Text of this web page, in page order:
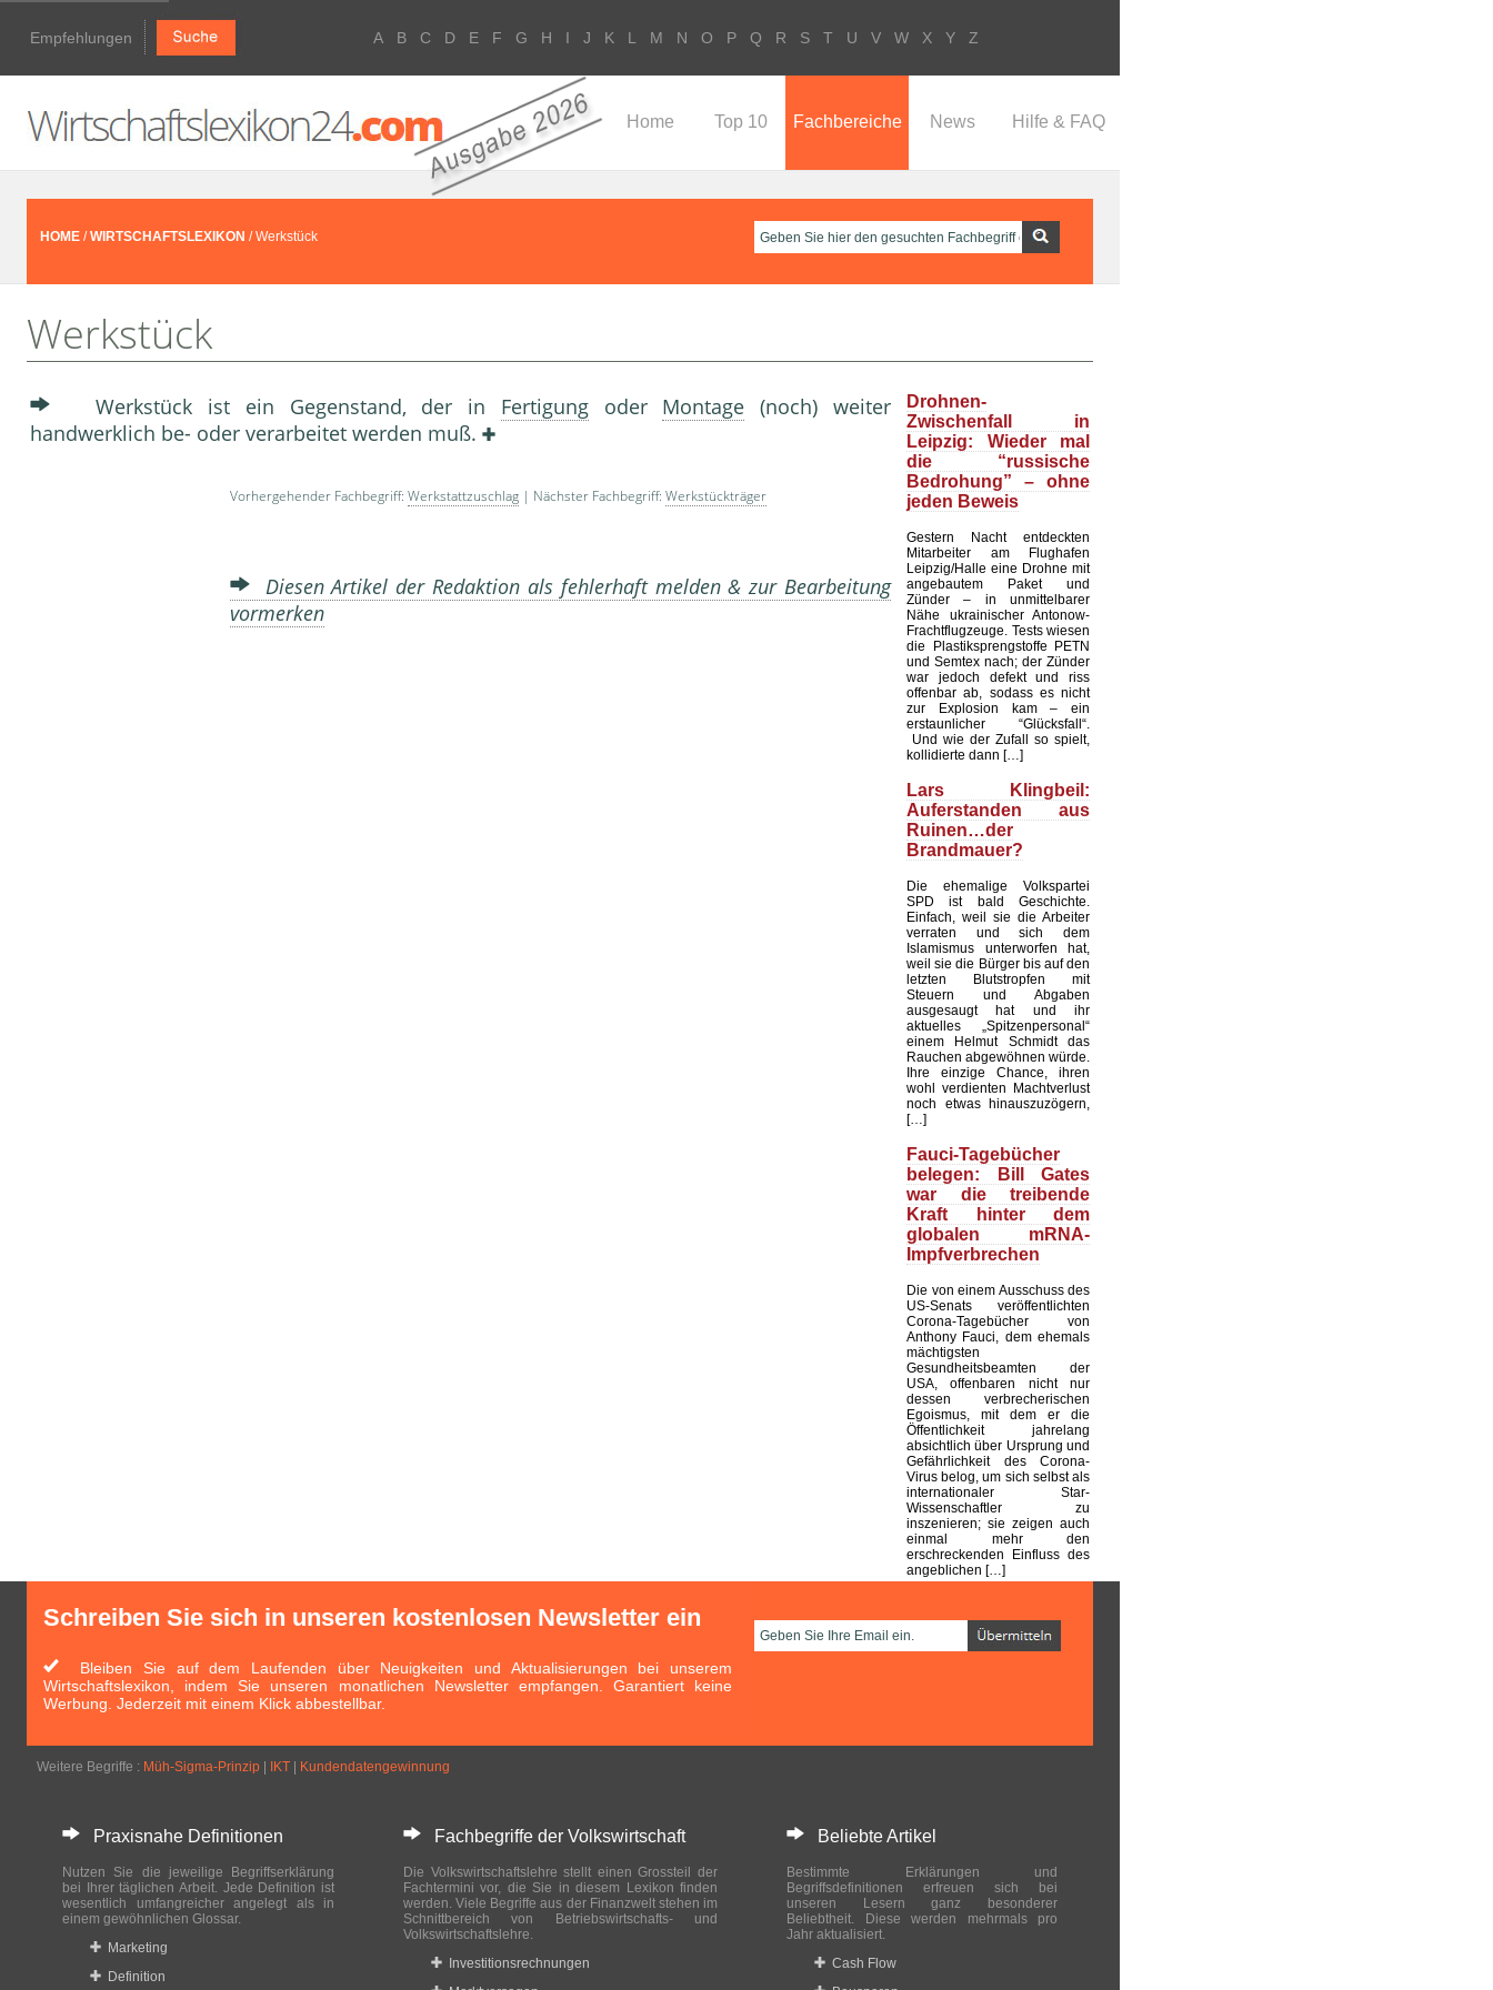
Empfehlungen A B C D E F G H I J K L M N O P Q R S T U V W X Y Z
Home Top 10 Fachbereiche News Hilfe & FAQ
HOME /WIRTSCHAFTSLEXIKON / Werkstück
Werkstück
Werkstück ist ein Gegenstand, der in Fertigungoder Montage (noch) weiter
handwerklich be- oder verarbeitet werden muß.
Vorhergehender Fachbegriff: Werkstattzuschlag | Nächster Fachbegriff: Werkstückträger
Diesen Artikel der Redaktion als fehlerhaft melden & zur Bearbeitung
vormerken
Drohnen-
Zwischenfall in
Leipzig: Wieder mal
die “russische
Bedrohung” – ohne
jeden Beweis
Gestern Nacht entdeckten
Mitarbeiter am Flughafen
Leipzig/Halle eine Drohne mit
angebautem Paket und
Zünder – in unmittelbarer
Nähe ukrainischer Antonow-
Frachtflugzeuge. Tests wiesen
die Plastiksprengstoffe PETN
und Semtex nach; der Zünder
war jedoch defekt und riss
offenbar ab, sodass es nicht
zur Explosion kam – ein
erstaunlicher “Glücksfall“.
Und wie der Zufall so spielt,
kollidierte dann […]
Lars Klingbeil:
Auferstanden aus
Ruinen…der
Brandmauer?
Die ehemalige Volkspartei
SPD ist bald Geschichte.
Einfach, weil sie die Arbeiter
verraten und sich dem
Islamismus unterworfen hat,
weil sie die Bürger bis auf den
letzten Blutstropfen mit
Steuern und Abgaben
ausgesaugt hat und ihr
aktuelles „Spitzenpersonal“
einem Helmut Schmidt das
Rauchen abgewöhnen würde.
Ihre einzige Chance, ihren
wohl verdienten Machtverlust
noch etwas hinauszuzögern,
[…]
Fauci-Tagebücher
belegen: Bill Gates
war die treibende
Kraft hinter dem
globalen mRNA-
Impfverbrechen
Die von einem Ausschuss des
US-Senats veröffentlichten
Corona-Tagebücher von
Anthony Fauci, dem ehemals
mächtigsten
Gesundheitsbeamten der
USA, offenbaren nicht nur
dessen verbrecherischen
Egoismus, mit dem er die
Öffentlichkeit jahrelang
absichtlich über Ursprung und
Gefährlichkeit des Corona-
Virus belog, um sich selbst als
internationaler Star-
Wissenschaftler zu
inszenieren; sie zeigen auch
einmal mehr den
erschreckenden Einfluss des
angeblichen […]
Schreiben Sie sich in unseren kostenlosen Newsletter ein
Bleiben Sie auf dem Laufenden über Neuigkeiten und Aktualisierungen bei unserem
Wirtschaftslexikon, indem Sie unseren monatlichen Newsletter empfangen. Garantiert keine
Werbung. Jederzeit mit einem Klick abbestellbar.
Weitere Begriffe : Müh-Sigma-Prinzip IKT Kundendatengewinnung
Praxisnahe Definitionen
Nutzen Sie die jeweilige Begriffserklärung
bei Ihrer täglichen Arbeit. Jede Definition ist
wesentlich umfangreicher angelegt als in
einem gewöhnlichen Glossar.
Marketing
Definition
Fachbegriffe der Volkswirtschaft
Die Volkswirtschaftslehre stellt einen Grossteil der
Fachtermini vor, die Sie in diesem Lexikon finden
werden. Viele Begriffe aus der Finanzwelt stehen im
Schnittbereich von Betriebswirtschafts- und
Volkswirtschaftslehre.
Investitionsrechnungen
Beliebte Artikel
Bestimmte Erklärungen und
Begriffsdefinitionen erfreuen sich bei
unseren Lesern ganz besonderer
Beliebtheit. Diese werden mehrmals pro
Jahr aktualisiert.
Cash Flow